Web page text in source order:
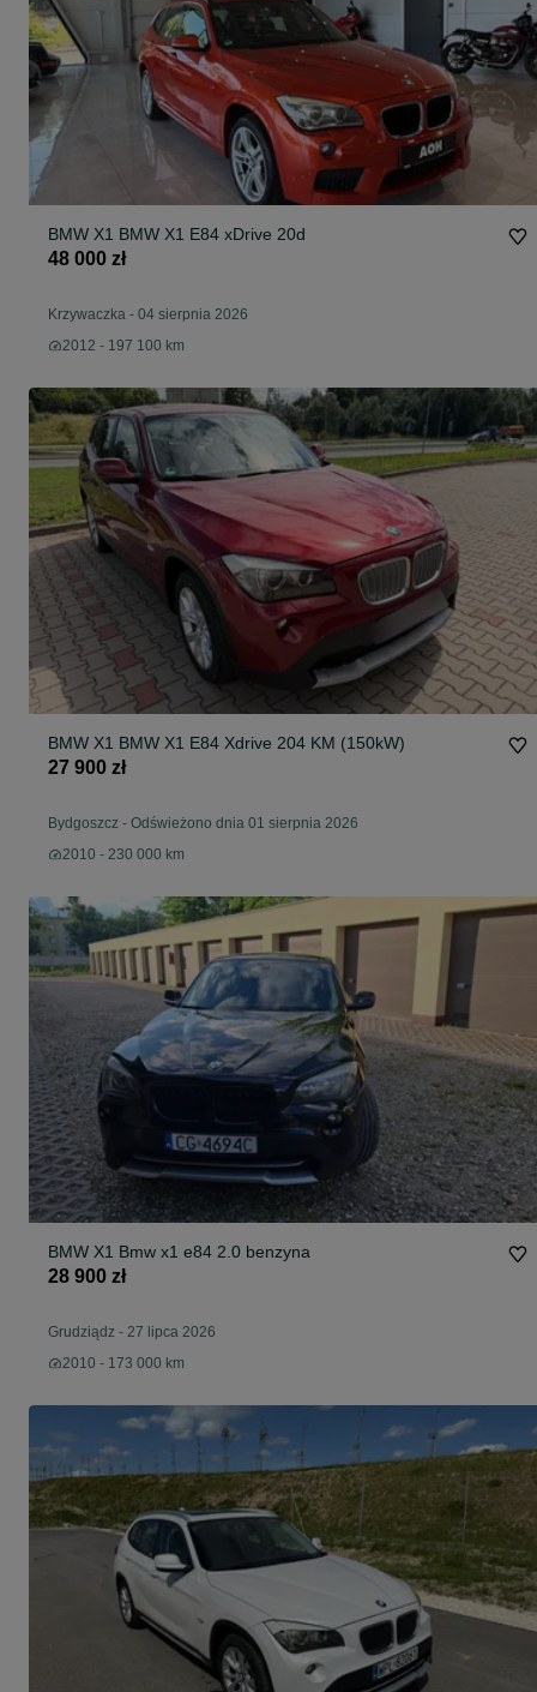
BMW X1 BMW X1 E84 xDrive 20d
48 000 zł
Krzywaczka - 04 sierpnia 2026
2012 - 197 100 km
BMW X1 BMW X1 E84 Xdrive 204 KM (150kW)
27 900 zł
Bydgoszcz - Odświeżono dnia 01 sierpnia 2026
2010 - 230 000 km
BMW X1 Bmw x1 e84 2.0 benzyna
28 900 zł
Grudziądz - 27 lipca 2026
2010 - 173 000 km